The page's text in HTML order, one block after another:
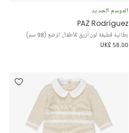
الموسم الجديد
PAZ Rodríguez
بطانية قطيفة لون أزرق للأطفال الرضع (98 سم)
UK£ 58.00